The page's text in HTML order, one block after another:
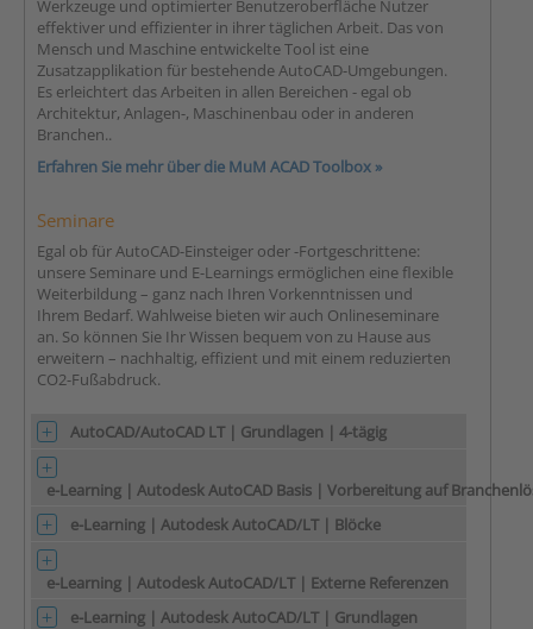
Werkzeuge und optimierter Benutzeroberfläche Nutzer
effektiver und effizienter in ihrer täglichen Arbeit. Das von
Mensch und Maschine entwickelte Tool ist eine
Zusatzapplikation für bestehende AutoCAD-Umgebungen.
Es erleichtert das Arbeiten in allen Bereichen - egal ob
Architektur, Anlagen-, Maschinenbau oder in anderen
Branchen..
Erfahren Sie mehr über die MuM ACAD Toolbox »
Seminare
Egal ob für AutoCAD-Einsteiger oder -Fortgeschrittene:
unsere Seminare und E-Learnings ermöglichen eine flexible
Weiterbildung – ganz nach Ihren Vorkenntnissen und
Ihrem Bedarf. Wahlweise bieten wir auch Onlineseminare
an. So können Sie Ihr Wissen bequem von zu Hause aus
erweitern – nachhaltig, effizient und mit einem reduzierten
CO2-Fußabdruck.
AutoCAD/AutoCAD LT | Grundlagen | 4-tägig
e-Learning | Autodesk AutoCAD Basis | Vorbereitung auf
e-Learning | Autodesk AutoCAD/LT | Blöcke
e-Learning | Autodesk AutoCAD/LT | Externe Referenzen
e-Learning | Autodesk AutoCAD/LT | Grundlagen